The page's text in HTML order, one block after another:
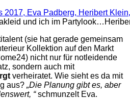
und ich im
(sie hat gerade gemeinsam
Kollektion auf den Markt
nicht nur für notleidende
sondern auch mit
verheiratet. Wie sieht es da mit
aus? „Die Planung gibt es, aber
“schmunzelt Eva.